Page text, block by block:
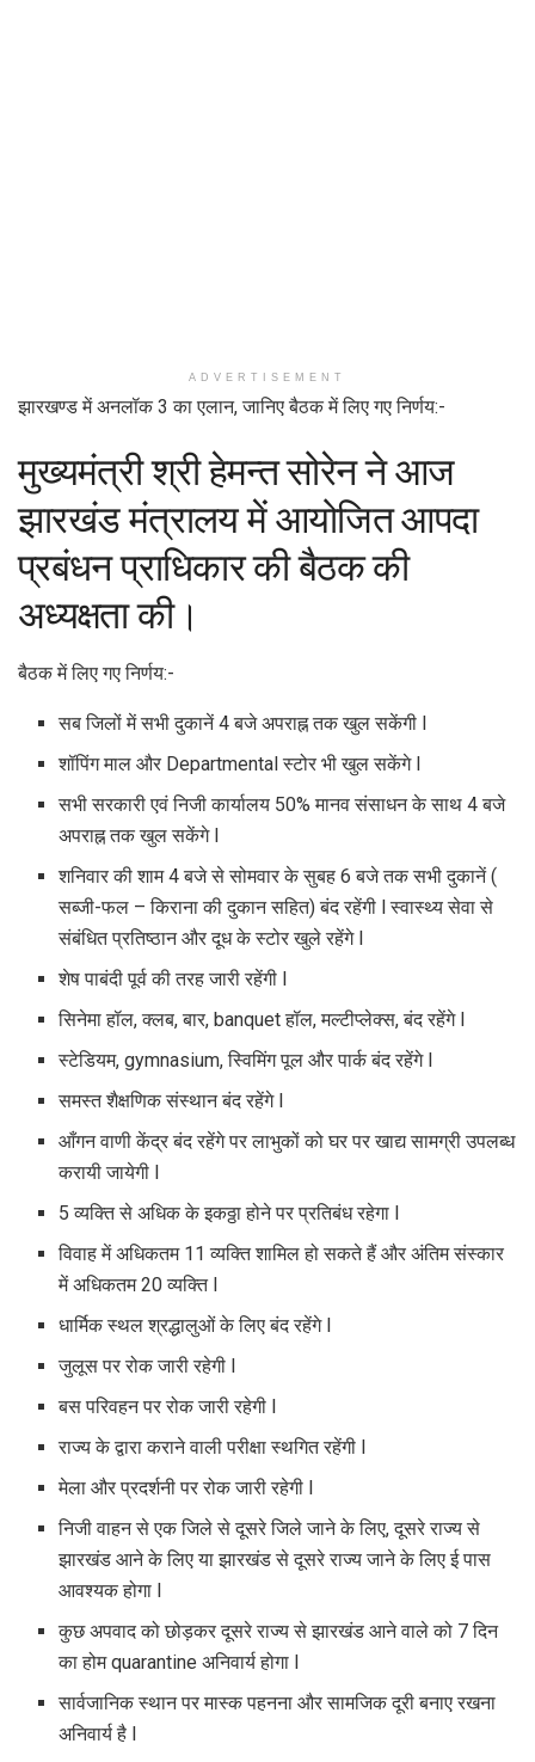
ADVERTISEMENT
झारखण्ड में अनलॉक 3 का एलान, जानिए बैठक में लिए गए निर्णय:-
मुख्यमंत्री श्री हेमन्त सोरेन ने आज
झारखंड मंत्रालय में आयोजित आपदा
प्रबंधन प्राधिकार की बैठक की
अध्यक्षता की।
बैठक में लिए गए निर्णय:-
सब जिलों में सभी दुकानें 4 बजे अपराह्न तक खुल सकेंगी l
शॉपिंग माल और Departmental स्टोर भी खुल सकेंगे l
सभी सरकारी एवं निजी कार्यालय 50% मानव संसाधन के साथ 4 बजे
अपराह्न तक खुल सकेंगे l
शनिवार की शाम 4 बजे से सोमवार के सुबह 6 बजे तक सभी दुकानें (
सब्जी-फल – किराना की दुकान सहित) बंद रहेंगी l स्वास्थ्य सेवा से
संबंधित प्रतिष्ठान और दूध के स्टोर खुले रहेंगे l
शेष पाबंदी पूर्व की तरह जारी रहेंगी l
सिनेमा हॉल, क्लब, बार, banquet हॉल, मल्टीप्लेक्स, बंद रहेंगे l
स्टेडियम, gymnasium, स्विमिंग पूल और पार्क बंद रहेंगे l
समस्त शैक्षणिक संस्थान बंद रहेंगे l
आँगन वाणी केंद्र बंद रहेंगे पर लाभुकों को घर पर खाद्य सामग्री उपलब्ध
करायी जायेगी l
5 व्यक्ति से अधिक के इकठ्ठा होने पर प्रतिबंध रहेगा l
विवाह में अधिकतम 11 व्यक्ति शामिल हो सकते हैं और अंतिम संस्कार
में अधिकतम 20 व्यक्ति l
धार्मिक स्थल श्रद्धालुओं के लिए बंद रहेंगे l
जुलूस पर रोक जारी रहेगी l
बस परिवहन पर रोक जारी रहेगी l
राज्य के द्वारा कराने वाली परीक्षा स्थगित रहेंगी l
मेला और प्रदर्शनी पर रोक जारी रहेगी l
निजी वाहन से एक जिले से दूसरे जिले जाने के लिए, दूसरे राज्य से
झारखंड आने के लिए या झारखंड से दूसरे राज्य जाने के लिए ई पास
आवश्यक होगा l
कुछ अपवाद को छोड़कर दूसरे राज्य से झारखंड आने वाले को 7 दिन
का होम quarantine अनिवार्य होगा l
सार्वजानिक स्थान पर मास्क पहनना और सामजिक दूरी बनाए रखना
अनिवार्य है l